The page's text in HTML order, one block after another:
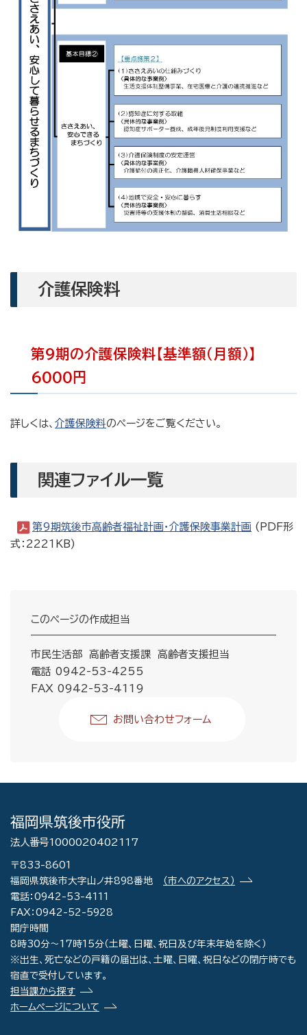
介護保険料
第9期の介護保険料【基準額（月額）】
6000円
詳しくは、 介護保険料のページをご覧ください。
関連ファイル一覧
第9期筑後市高齢者福祉計画・介護保険事業計画 (PDF形
式：2221KB)
このページの作成担当
市民生活部 高齢者支援課 高齢者支援担当
電話 0942-53-4255
FAX 0942-53-4119
お問い合わせフォーム
福岡県筑後市役所
法人番号1000020402117
〒833-8601
福岡県筑後市大字山ノ井898番地
（市へのアクセス）
電話：0942-53-4111
FAX：0942-52-5928
開庁時間
8時30分～17時15分（土曜、日曜、祝日及び年末年始を除く）
※出生、死亡などの戸籍の届出は、土曜、日曜、祝日などの閉庁時でも
宿直で受付しています。
担当課から探す
ホームページについて